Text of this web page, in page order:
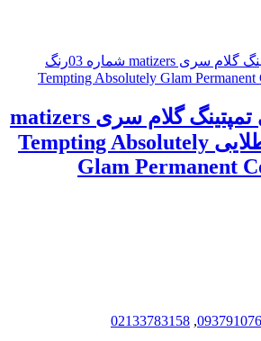
رنگ موی گیاهی تمپتینگ گلام سری matizers
شماره 03رنگ طلایی Tempting Absolutely
Glam Permanent
,
02133783158